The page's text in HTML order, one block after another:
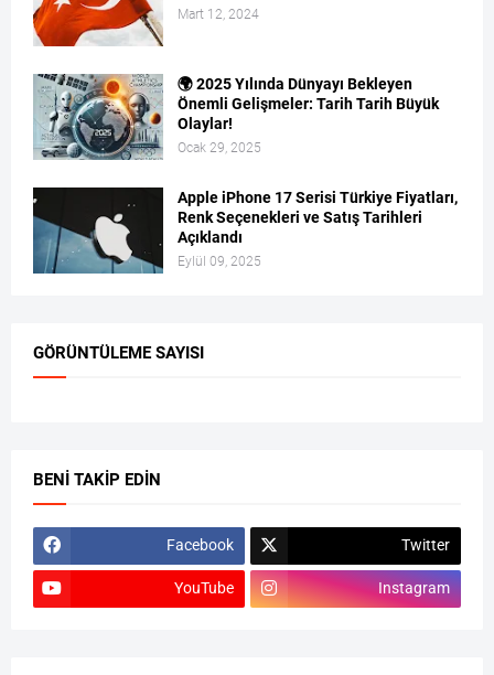
Mart 12, 2024
🌍 2025 Yılında Dünyayı Bekleyen
Önemli Gelişmeler: Tarih Tarih Büyük
Olaylar!
Ocak 29, 2025
Apple iPhone 17 Serisi Türkiye Fiyatları,
Renk Seçenekleri ve Satış Tarihleri
Açıklandı
Eylül 09, 2025
GÖRÜNTÜLEME SAYISI
BENI TAKIP EDIN
Facebook Twitter
YouTube Instagram